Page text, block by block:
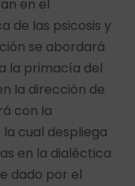
en el
de las psicosis y
se abordará
la primacía del
la dirección de
con la
cual despliega
en la dialéctica
dado por el